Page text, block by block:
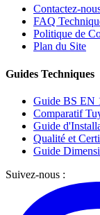
Contactez-
FAQ
Politique de
Plan du Site
Guides Techniques
Guide BS EN
Comparatif
Guide
Qualité et
Guide
Suivez-nous :